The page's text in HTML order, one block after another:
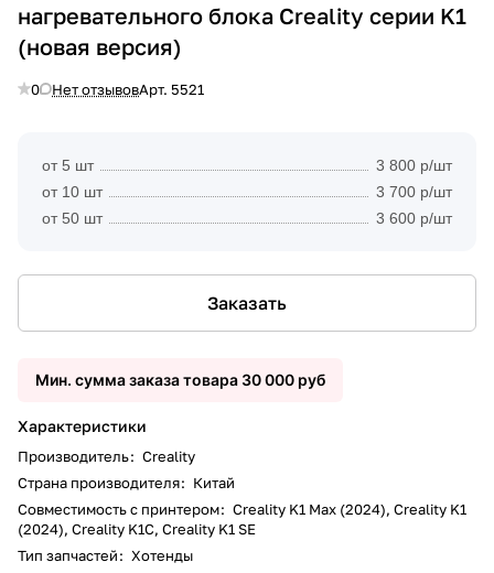
нагревательного блока Creality серии K1
(новая версия)
0 Нет отзывовАрт. 5521
от 5 шт
3 800 р/шт
от 10 шт
3 700 р/шт
от 50 шт
3 600 р/шт
Заказать
Мин. сумма заказа товара 30 000 руб
Характеристики
Производитель: Creality
Страна производителя: Китай
Совместимость с принтером: Creality K1 Max (2024), Creality K1
(2024), Creality K1C, Creality K1 SE
Тип запчастей: Хотенды